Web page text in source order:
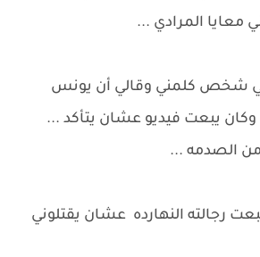
معايا المرادي ...
شخص كلمني وقالي أن يونس
يبعت فيديو عشان يتأكد ...
الصدمه ...
رجالته النهارده عشان يقتلوني